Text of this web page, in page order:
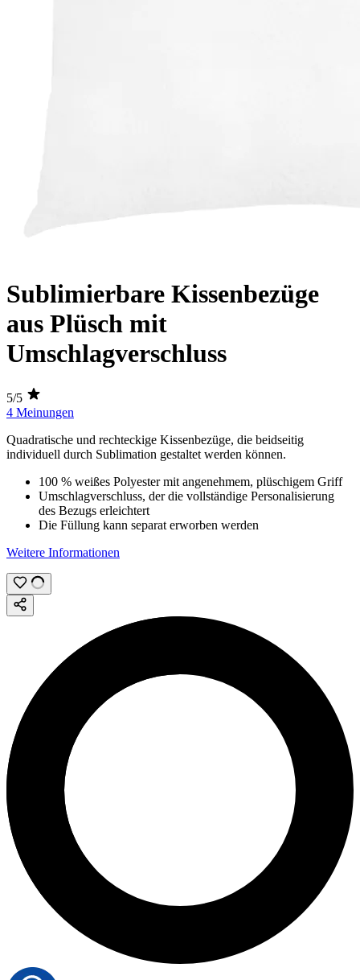
Sublimierbare Kissenbezüge
aus Plüsch mit
Umschlagverschluss
5/5
4 Meinungen
Quadratische und rechteckige Kissenbezüge, die beidseitig
individuell durch Sublimation gestaltet werden können.
100 % weißes Polyester mit angenehmem, plüschigem Griff
Umschlagverschluss, der die vollständige Personalisierung
des Bezugs erleichtert
Die Füllung kann separat erworben werden
Weitere Informationen